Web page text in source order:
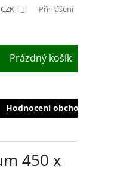
CZK Přihlášení
NÁKUPNÍ
KOŠÍK
Prázdný košík
Hodnocení obchodu
450 x